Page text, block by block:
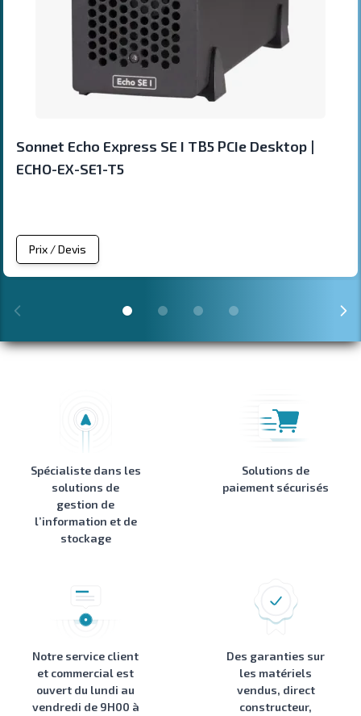
Sonnet Echo Express SE I TB5 PCIe Desktop |
ECHO-EX-SE1-T5
Prix / Devis
Spécialiste dans les
solutions de
gestion de
l’information et de
stockage
Solutions de
paiement sécurisés
Notre service client
et commercial est
ouvert du lundi au
vendredi de 9H00 à
Des garanties sur
les matériels
vendus, direct
constructeur,